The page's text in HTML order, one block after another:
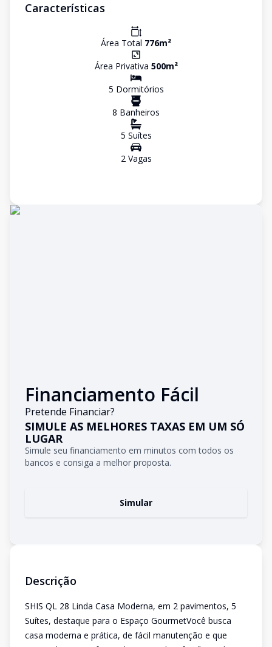
Características
Área Total 776m²
Área Privativa 500m²
5 Dormitórios
8 Banheiros
5 Suítes
2Vagas
Financiamento Fácil
Pretende Financiar?
SIMULE AS MELHORES TAXAS EM UM SÓ
LUGAR
Simule seu financiamento em minutos com todos os
bancos e consiga a melhor proposta.
Simular
Descrição
SHIS QL 28 Linda Casa Moderna, em 2 pavimentos, 5
Suítes, destaque para o Espaço GourmetVocê busca
casa moderna e prática, de fácil manutenção e que